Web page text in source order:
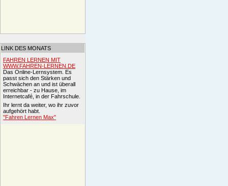
LINK DES MONATS
FAHREN LERNEN MIT
WWW.FAHREN-LERNEN.DE
Das Online-Lernsystem. Es
passt sich den Stärken und
Schwächen an und ist überall
erreichbar - zu Hause, im
Internetcafé, in der Fahrschule.
Ihr lernt da weiter, wo ihr zuvor
aufgehört habt.
"Fahren Lernen Max"